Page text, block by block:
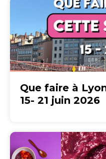
Que faire à
15- 21 juin 2026